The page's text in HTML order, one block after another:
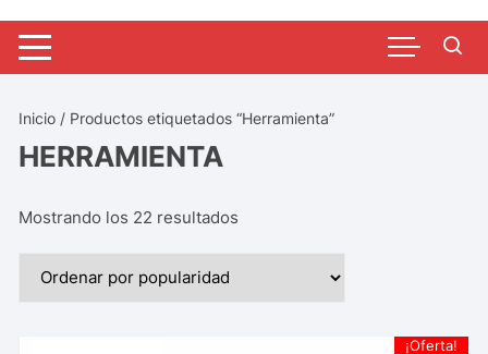
Inicio / Productos etiquetados “Herramienta”
HERRAMIENTA
Mostrando los 22 resultados
¡Oferta!